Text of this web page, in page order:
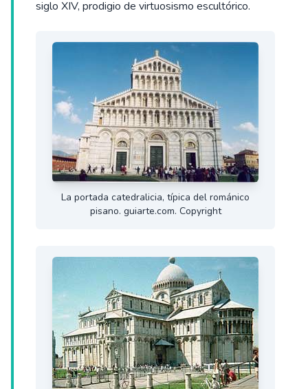
siglo XIV, prodigio de virtuosismo escultórico.
La portada catedralicia, típica del románico
pisano. guiarte.com. Copyright